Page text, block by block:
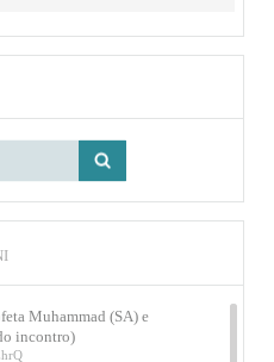
Muhammad (SA) e
incontro)